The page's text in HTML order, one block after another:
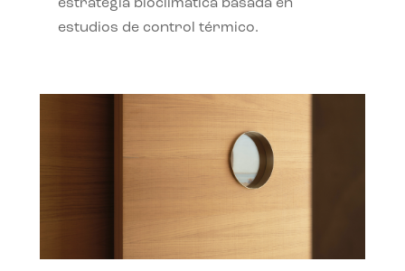
estrategia bioclimática basada en
estudios de control térmico.